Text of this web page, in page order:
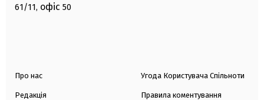
61/11, офіс 50
Про нас
Редакція
Угода Користувача Спільноти
Правила коментування